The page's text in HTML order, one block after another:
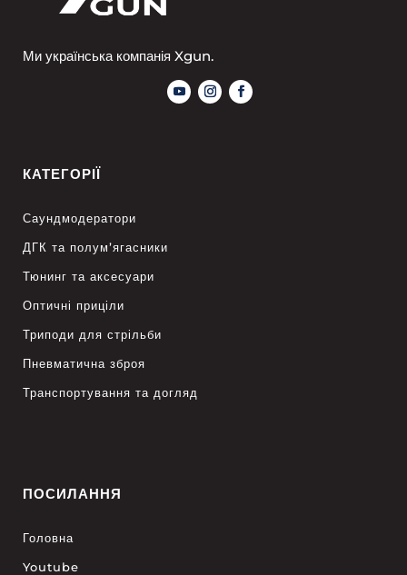
Ми українська компанія Xgun.
КАТЕГОРІЇ
Саундмодератори
ДГК та полум’ягасники
Тюнинг та аксесуари
Оптичні приціли
Триподи для стрільби
Пневматична зброя
Транспортування та догляд
ПОСИЛАННЯ
Головна
Youtube